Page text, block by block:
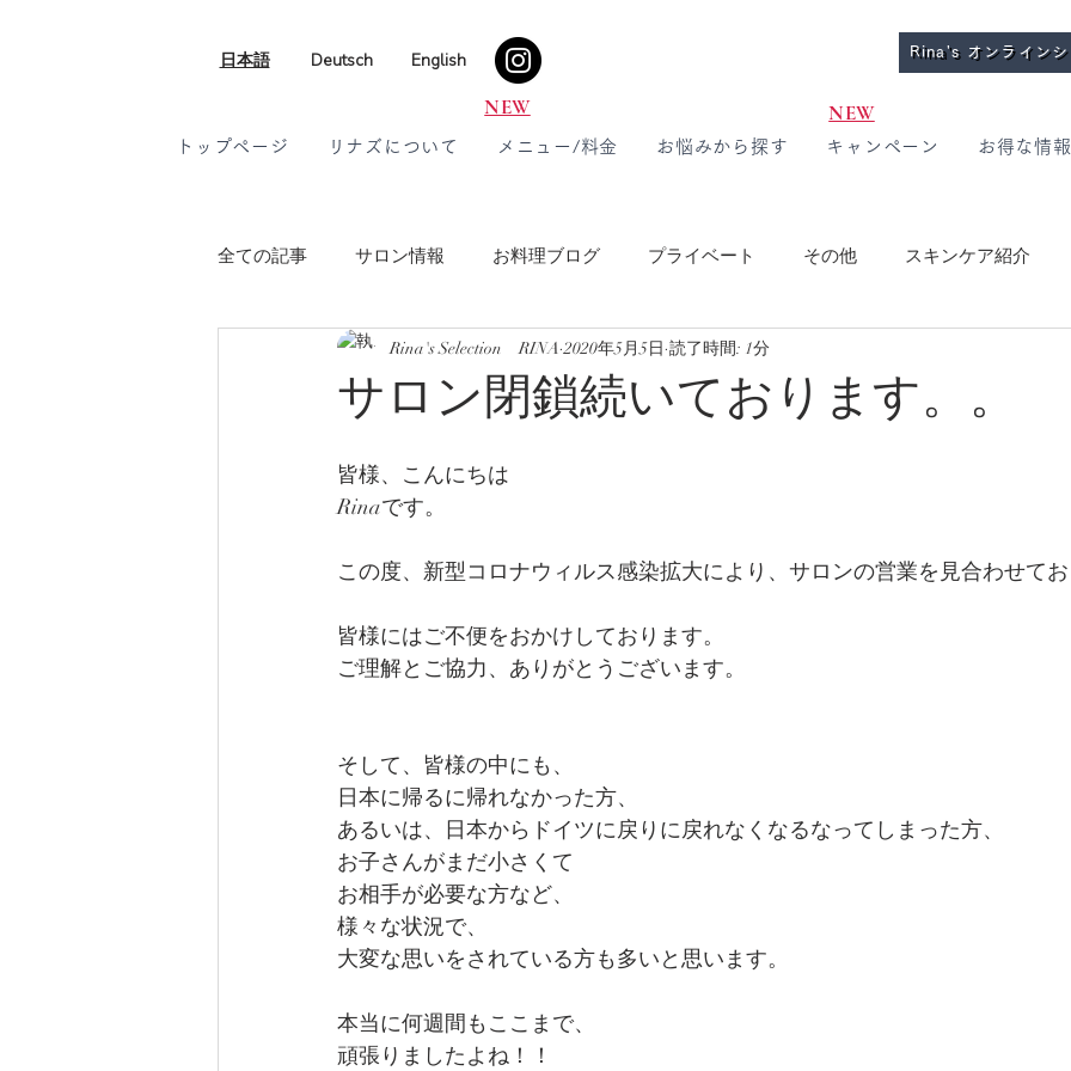
NEW
English
Deutsch
日本語 Rina's オンライン
NEW
トップページ リナズについて メニュー/料金 お悩みから探す キャンペーン お得な情報
全ての記事 サロン情報 お料理ブログ プライベート その他 スキンケア紹介
ライフスタイル メニュー紹介
サロン閉鎖続いております。。
Rina's Selection RINA 2020年5月5日 読了時間: 1分
皆様、こんにちは
Rinaです。
この度、新型コロナウィルス感染拡大により、サロンの営業を見合わせて
皆様にはご不便をおかけしております。
ご理解とご協力、ありがとうございます。
そして、皆様の中にも、
日本に帰るに帰れなかった方、
あるいは、日本からドイツに戻りに戻れなくなるなってしまった方、
お子さんがまだ小さくて
お相手が必要な方など、
様々な状況で、
大変な思いをされている方も多いと思います。
本当に何週間もここまで、
頑張りましたよね！！